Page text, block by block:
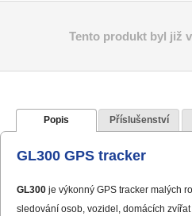
Tento produkt byl již
Popis Příslušenství
GL300 GPS tracker
GL300 je výkonný GPS tracker malých
sledování osob, vozidel, domácích